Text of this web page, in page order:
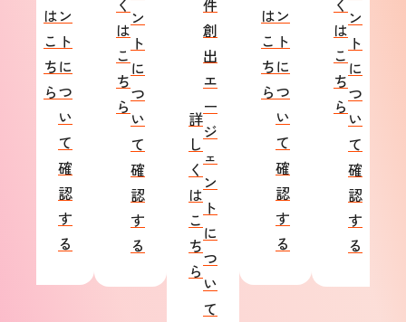
は
こ
ち
ら
ン
ト
に
つ
い
て
確
認
す
る
く
は
こ
ち
ら
ン
ト
に
つ
い
て
確
認
す
る
詳
し
く
は
こ
ち
ら
件
創
出
エ
ー
ジ
ェ
ン
ト
に
つ
い
て
は
こ
ち
ら
ン
ト
に
つ
い
て
確
認
す
る
く
は
こ
ち
ら
ン
ト
に
つ
い
て
確
認
す
る